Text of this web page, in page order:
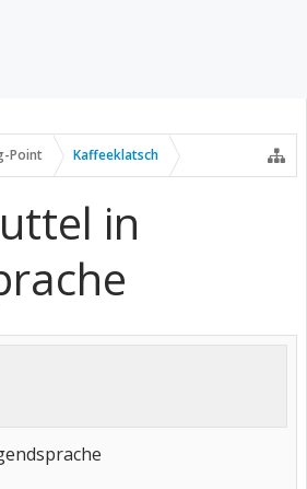
Point Kaffeeklatsch
in